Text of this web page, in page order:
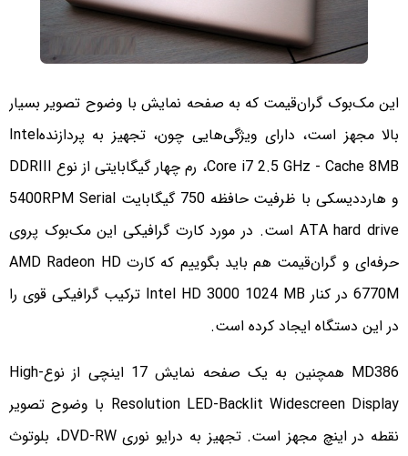
این مک‌بوک گران‌قیمت که به صفحه نمایش با وضوح تصویر بسیار
بالا مجهز است، دارای ویژگی‌هایی چون، تجهیز به پردازندهIntel
Core i7 2.5 GHz - Cache 8MB، رم چهار گیگابایتی از نوع DDRIII
و هارددیسکی با ظرفیت حافظه 750 گیگابایت 5400RPM Serial
ATA hard drive است. در مورد کارت گرافیکی این مک‌بوک پروی
حرفه‌ای و گران‌قیمت هم باید بگوییم که کارت‌ AMD Radeon HD
6770M در کنار Intel HD 3000 1024 MB ترکیب گرافیکی قوی را
در این دستگاه ایجاد کرده است.
MD386 همچنین به یک صفحه نمایش 17 اینچی از نوعHigh-
Resolution LED-Backlit Widescreen Display با وضوح تصویر
نقطه در اینچ مجهز است. تجهیز به درایو نوری DVD-RW، بلوتوث